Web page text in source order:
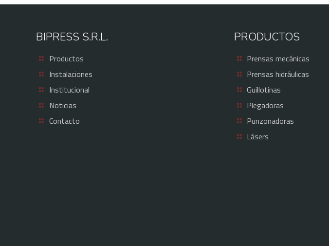
BIPRESS S.R.L.
Productos
Instalaciones
Institucional
Noticias
Contacto
PRODUCTOS
Prensas mecánicas
Prensas hidráulicas
Guillotinas
Plegadoras
Punzonadoras
Lásers